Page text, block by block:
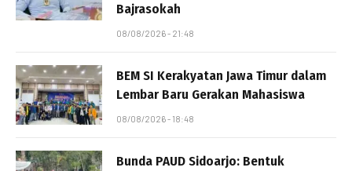
Bajrasokah
08/08/2026 - 21:48
BEM SI Kerakyatan Jawa Timur dalam
Lembar Baru Gerakan Mahasiswa
08/08/2026 - 18:48
Bunda PAUD Sidoarjo: Bentuk